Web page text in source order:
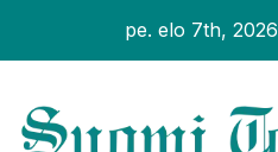
pe. elo 7th, 2026